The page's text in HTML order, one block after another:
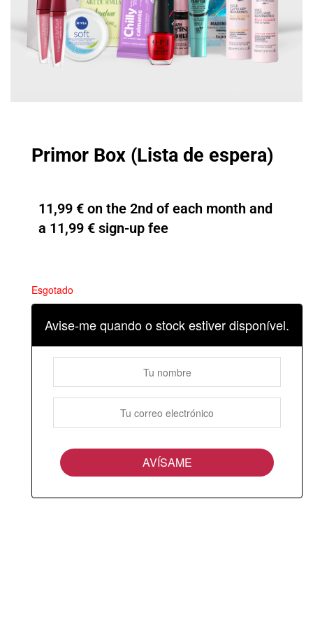
Primor Box (Lista de espera)
11,99 € on the 2nd of each month and
a 11,99 € sign-up fee
Esgotado
Avise-me quando o stock estiver disponível.